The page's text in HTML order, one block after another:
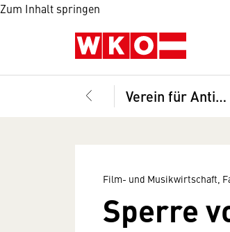
Zum Inhalt springen
Verein für Antipiraterie
Film- und Musikwirtschaft,
Sperre